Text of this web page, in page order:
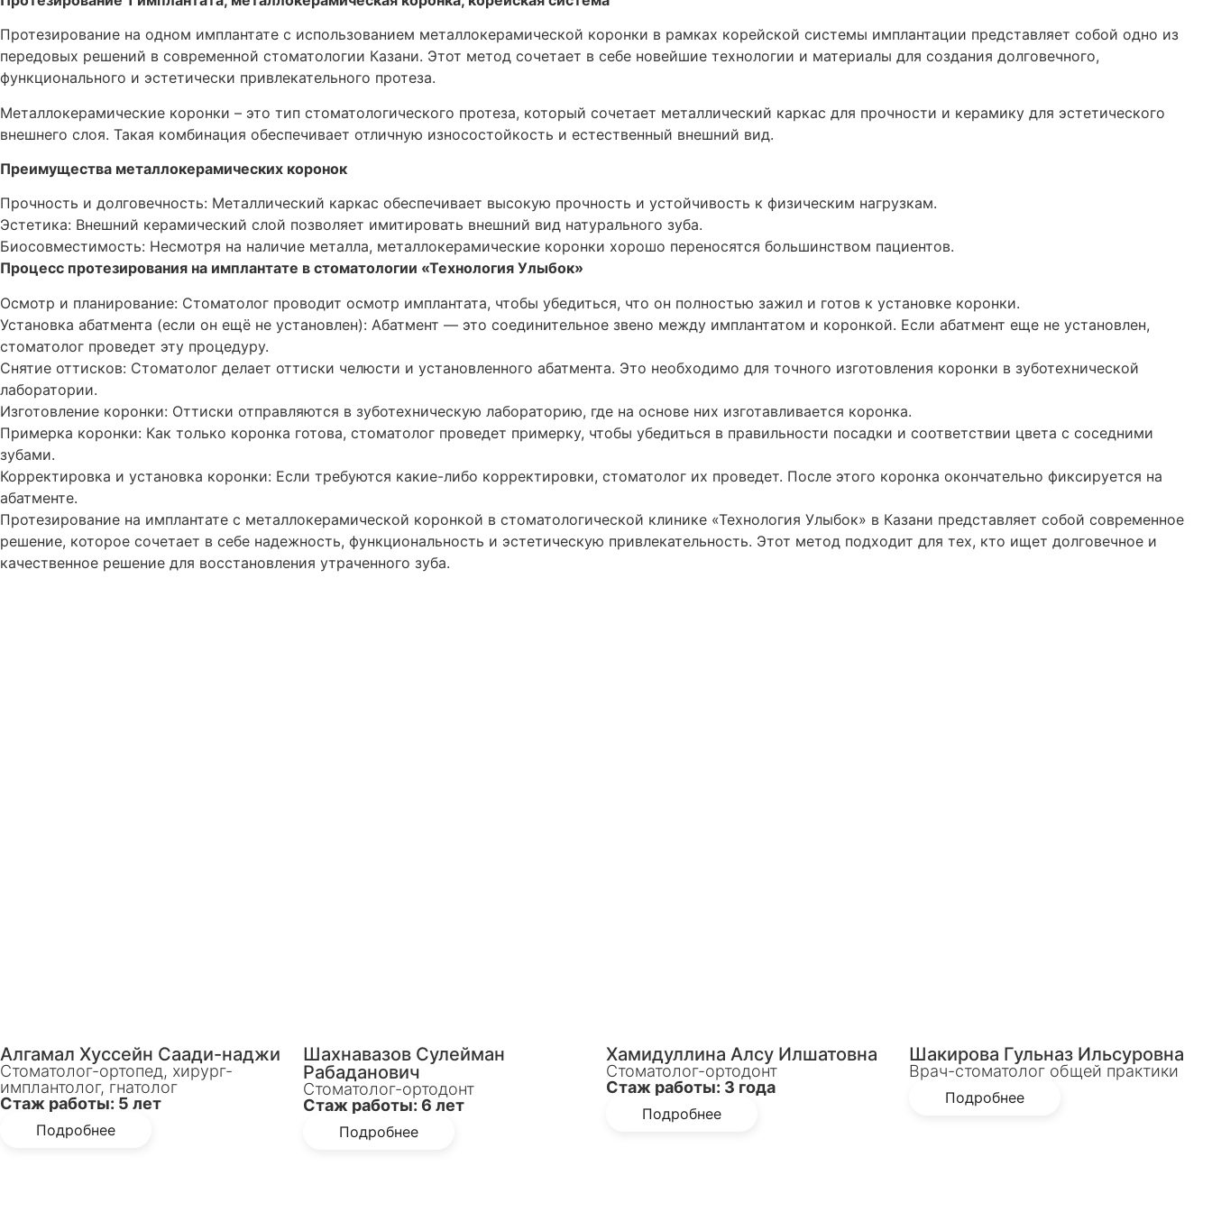
Протезирование на одном имплантате с использованием металлокерамической коронки в рамках корейской системы имплантации представляет собой одно из
передовых решений в современной стоматологии Казани. Этот метод сочетает в себе новейшие технологии и материалы для создания долговечного,
функционального и эстетически привлекательного протеза.
Металлокерамические коронки – это тип стоматологического протеза, который сочетает металлический каркас для прочности и керамику для эстетического
внешнего слоя. Такая комбинация обеспечивает отличную износостойкость и естественный внешний вид.
Преимущества металлокерамических коронок
Прочность и долговечность: Металлический каркас обеспечивает высокую прочность и устойчивость к физическим нагрузкам.
Эстетика: Внешний керамический слой позволяет имитировать внешний вид натурального зуба.
Биосовместимость: Несмотря на наличие металла, металлокерамические коронки хорошо переносятся большинством пациентов.
Процесс протезирования на имплантате в стоматологии «Технология Улыбок»
Осмотр и планирование: Стоматолог проводит осмотр имплантата, чтобы убедиться, что он полностью зажил и готов к установке коронки.
Установка абатмента (если он ещё не установлен): Абатмент — это соединительное звено между имплантатом и коронкой. Если абатмент еще не установлен,
стоматолог проведет эту процедуру.
Снятие оттисков: Стоматолог делает оттиски челюсти и установленного абатмента. Это необходимо для точного изготовления коронки в зуботехнической
лаборатории.
Изготовление коронки: Оттиски отправляются в зуботехническую лабораторию, где на основе них изготавливается коронка.
Примерка коронки: Как только коронка готова, стоматолог проведет примерку, чтобы убедиться в правильности посадки и соответствии цвета с соседними
зубами.
Корректировка и установка коронки: Если требуются какие-либо корректировки, стоматолог их проведет. После этого коронка окончательно фиксируется на
абатменте.
Протезирование на имплантате с металлокерамической коронкой в стоматологической клинике «Технология Улыбок» в Казани представляет собой современное
решение, которое сочетает в себе надежность, функциональность и эстетическую привлекательность. Этот метод подходит для тех, кто ищет долговечное и
качественное решение для восстановления утраченного зуба.
Алгамал Хуссейн Саади-наджи
Стоматолог-ортопед, хирург-
имплантолог, гнатолог
Стаж работы: 5 лет
Подробнее
Шахнавазов Сулейман
Рабаданович
Стоматолог-ортодонт
Стаж работы: 6 лет
Подробнее
Хамидуллина Алсу Илшатовна
Стоматолог-ортодонт
Стаж работы: 3 года
Подробнее
Шакирова Гульназ Ильсуровна
Врач-стоматолог общей практики
Подробнее